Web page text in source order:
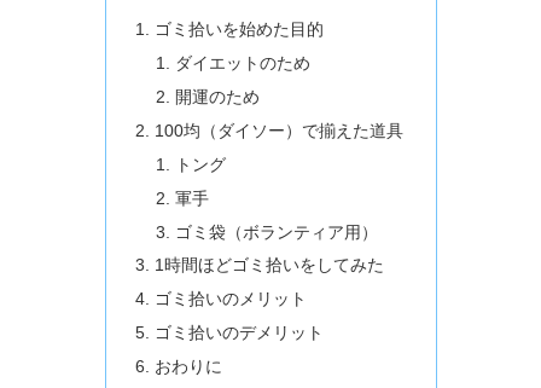
ゴミ拾いを始めた目的
ダイエットのため
開運のため
100均（ダイソー）で揃えた道具
トング
軍手
ゴミ袋（ボランティア用）
1時間ほどゴミ拾いをしてみた
ゴミ拾いのメリット
ゴミ拾いのデメリット
おわりに